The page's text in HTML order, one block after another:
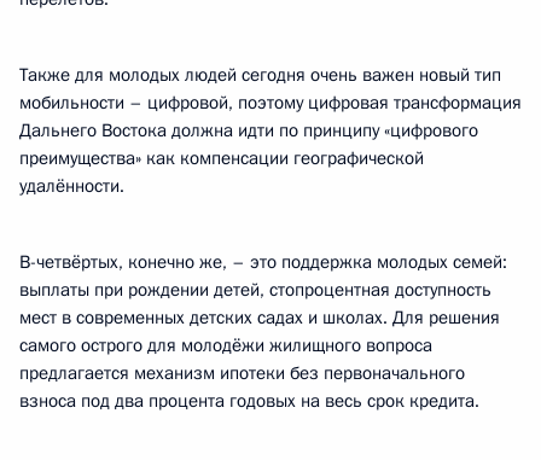
Также для молодых людей сегодня очень важен новый тип
мобильности – цифровой, поэтому цифровая трансформация
Дальнего Востока должна идти по принципу «цифрового
преимущества» как компенсации географической
удалённости.
В-четвёртых, конечно же, – это поддержка молодых семей:
выплаты при рождении детей, стопроцентная доступность
мест в современных детских садах и школах. Для решения
самого острого для молодёжи жилищного вопроса
предлагается механизм ипотеки без первоначального
взноса под два процента годовых на весь срок кредита.